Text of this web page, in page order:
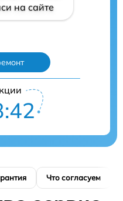
на сайте
Что согласуем